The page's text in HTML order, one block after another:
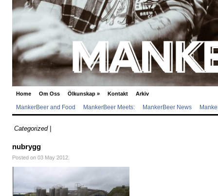
Home Om Oss Ölkunskap » Kontakt Arkiv
MankerBeer and Food MankerBeer Meets: MankerBeer News
Categorized |
nubrygg
Posted on 03 May 2012.